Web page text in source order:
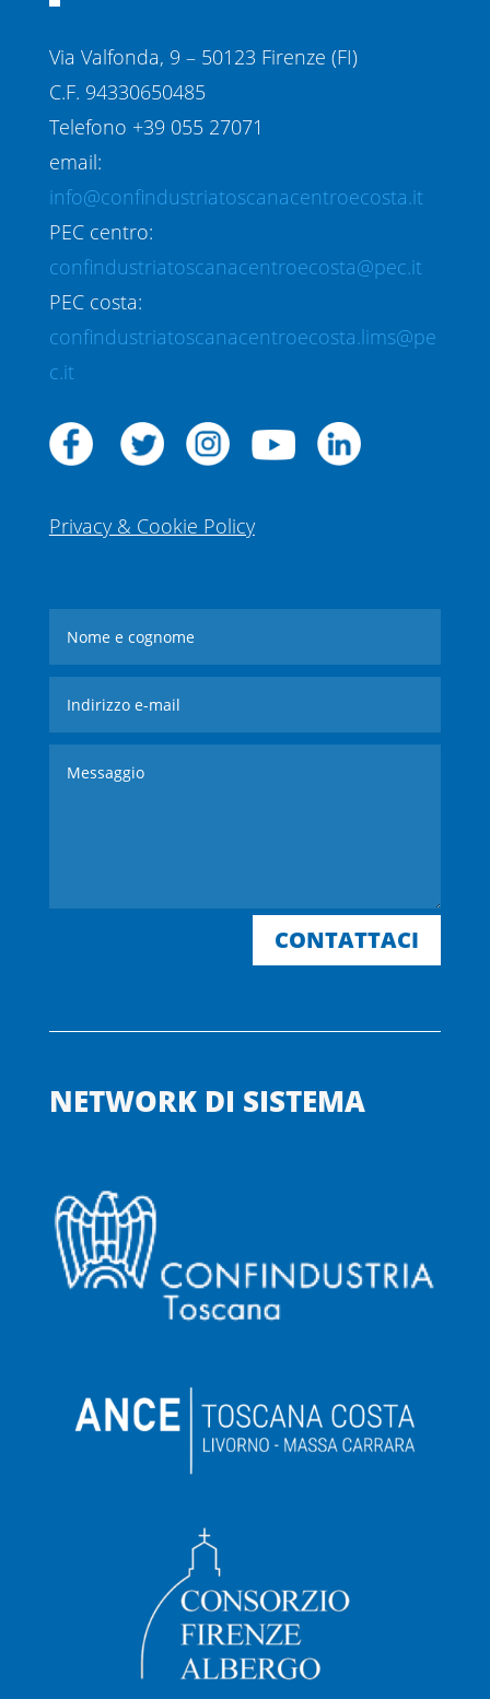
Via Valfonda, 9 – 50123 Firenze (FI)
C.F. 94330650485
Telefono +39 055 27071
email:
info@confindustriatoscanacentroecosta.it
PEC centro:
confindustriatoscanacentroecosta@pec.it
PEC costa:
confindustriatoscanacentroecosta.lims@pe
c.it
Privacy & Cookie Policy
CONTATTACI
NETWORK DI SISTEMA